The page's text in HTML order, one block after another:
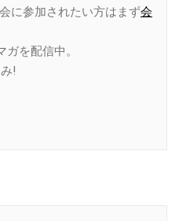
に参加されたい方はまず会
を配信中。
!